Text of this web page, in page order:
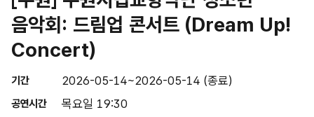
음악회: 드림업 콘서트 (Dream Up!
Concert)
기간 2026-05-14~2026-05-14 (종료)
공연시간 목요일 19:30